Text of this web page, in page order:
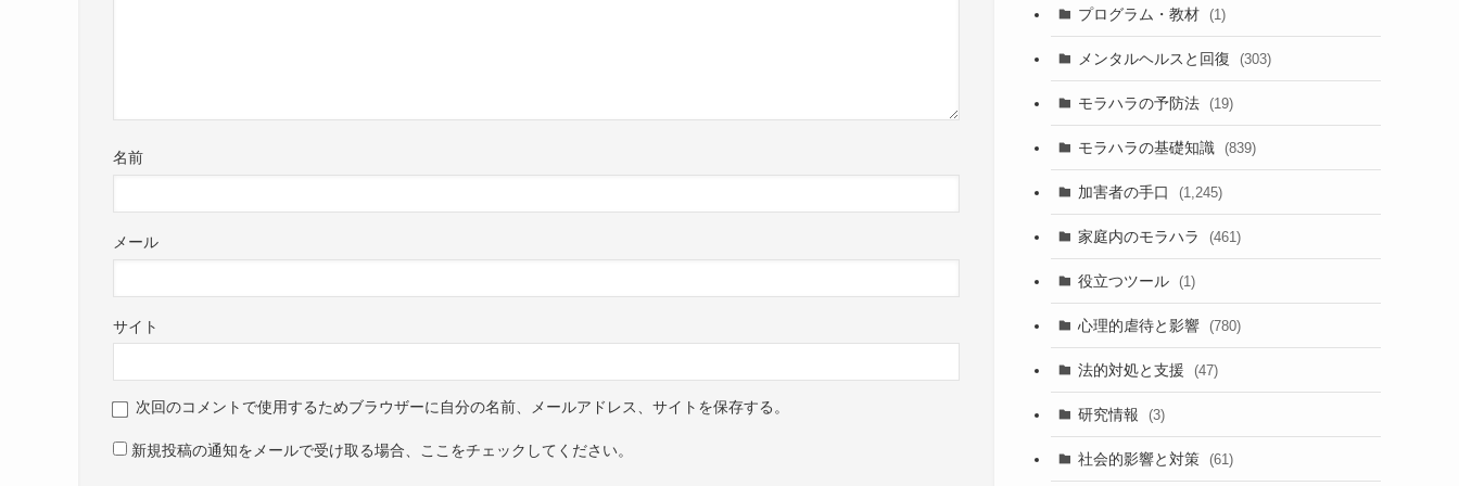
名前
メール
サイト
次回のコメントで使用するためブラウザーに自分の名前、メールアドレス、サイトを保存する。
新規投稿の通知をメールで受け取る場合、ここをチェックしてください。
プログラム・教材 (1)
メンタルヘルスと回復 (303)
モラハラの予防法 (19)
モラハラの基礎知識 (839)
加害者の手口 (1,245)
家庭内のモラハラ (461)
役立つツール (1)
心理的虐待と影響 (780)
法的対処と支援 (47)
研究情報 (3)
社会的影響と対策 (61)